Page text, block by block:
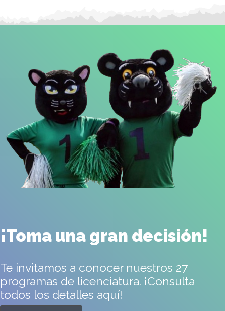
¡Toma una gran decisión!
programas de licenciatura. ¡Consulta
todos los detalles aquí!
Leer más